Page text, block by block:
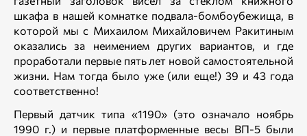
шкафа в нашей комнатке подвала-бомбоубежища, в
которой мы с Михаилом Михайловичем Ракитиным
оказались за неимением других вариантов, и где
проработали первые пять лет новой самостоятельной
жизни. Нам тогда было уже (или еще!) 39 и 43 года
соответственно!
Первый датчик типа «1190» (это означало ноябрь
1990 г.) и первые платформенные весы ВП-5 были